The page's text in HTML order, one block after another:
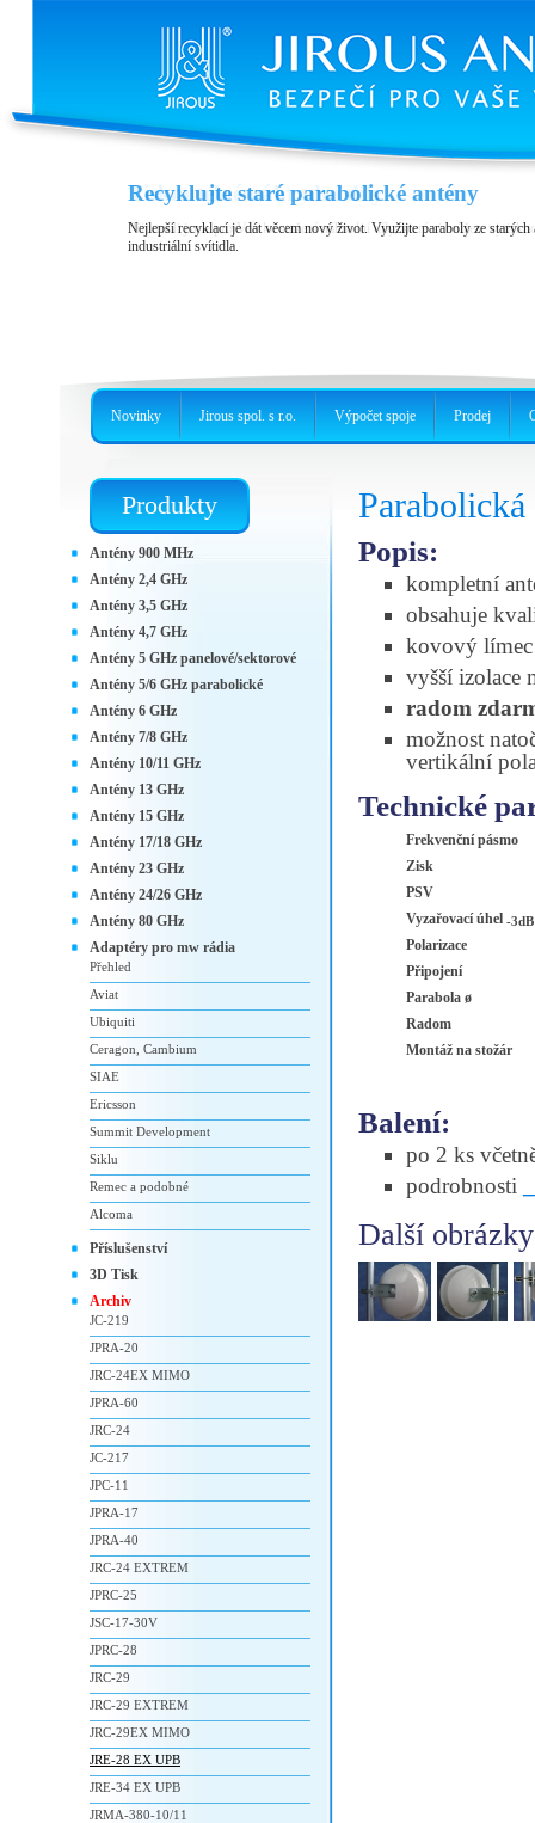
Tisknutelné náhradní díly
Připravili jsme pro Vás ke stažení náhradní díly, které si můžete
Recyklujte staré parabolické antény
Nejlepší recyklací je dát věcem nový život. Využijte paraboly ze starých
industriální svítidla.
Popis:
kompletní
obsahuje
kovový límec
vyšší izolace
radom
možnost
vertikální
Technické
Frekvenční pásmo
Zisk
PSV
Vyzařovací úhel -3dB
Polarizace
Připojení
Parabola ø
Radom
Montáž na stožár
Balení:
po 2 ks
podrobnosti
Další
Produkty
Antény 900 MHz
Antény 2,4 GHz
Antény 3,5 GHz
Antény 4,7 GHz
Antény 5 GHz panelové/sektorové
Antény 5/6 GHz parabolické
Antény 6 GHz
Antény 7/8 GHz
Antény 10/11 GHz
Antény 13 GHz
Antény 15 GHz
Antény 17/18 GHz
Antény 23 GHz
Antény 24/26 GHz
Antény 80 GHz
Adaptéry pro mw rádia
Přehled
Aviat
Ubiquiti
Ceragon, Cambium
SIAE
Ericsson
Summit Development
Siklu
Remec a podobné
Alcoma
Příslušenství
3D Tisk
Archiv
JC-219
JPRA-20
JRC-24EX MIMO
JPRA-60
JRC-24
JC-217
JPC-11
JPRA-17
JPRA-40
JRC-24 EXTREM
JPRC-25
JSC-17-30V
JPRC-28
JRC-29
JRC-29 EXTREM
JRC-29EX MIMO
JRE-28 EX UPB
JRE-34 EX UPB
JRMA-380-10/11
Novinky Jirous spol. s r.o. Výpočet spoje Prodej